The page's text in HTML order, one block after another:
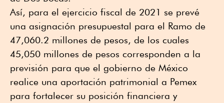
Así, para el ejercicio fiscal de 2021 se prevé
una asignación presupuestal para el Ramo de
47,060.2 millones de pesos, de los cuales
45,050 millones de pesos corresponden a la
previsión para que el gobierno de México
realice una aportación patrimonial a Pemex
para fortalecer su posición financiera y